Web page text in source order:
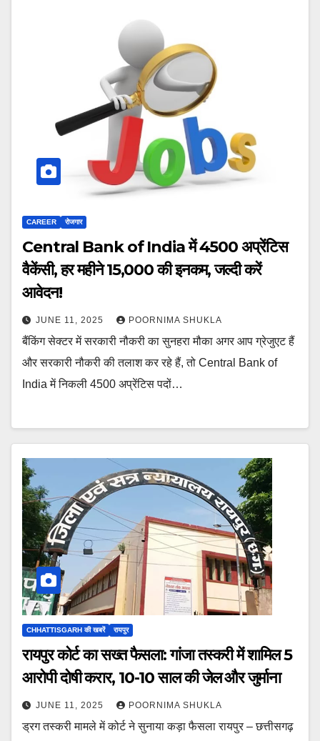
CAREER रोजगार
Central Bank of India में 4500 अप्रेंटिस
वैकेंसी, हर महीने ₹15,000 की इनकम, जल्दी करें
आवेदन!
JUNE 11, 2025 POORNIMA SHUKLA
बैंकिंग सेक्टर में सरकारी नौकरी का सुनहरा मौका अगर आप ग्रेजुएट हैं
और सरकारी नौकरी की तलाश कर रहे हैं, तो Central Bank of
India में निकली 4500 अप्रेंटिस पदों…
CHHATTISGARH की खबरें रायपुर
रायपुर कोर्ट का सख्त फैसला: गांजा तस्करी में शामिल 5
आरोपी दोषी करार, 10-10 साल की जेल और जुर्माना
JUNE 11, 2025 POORNIMA SHUKLA
ड्रग तस्करी मामले में कोर्ट ने सुनाया कड़ा फैसला रायपुर – छत्तीसगढ़